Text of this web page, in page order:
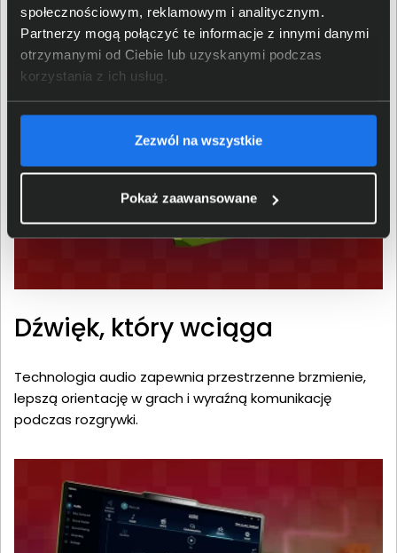
społecznościowym, reklamowym i analitycznym.
Partnerzy mogą połączyć te informacje z innymi danymi
otrzymanymi od Ciebie lub uzyskanymi podczas
korzystania z ich usług.
Zezwól na wszystkie
Pokaż zaawansowane
Dźwięk, który wciąga
Technologia audio zapewnia przestrzenne brzmienie,
lepszą orientację w grach i wyraźną komunikację
podczas rozgrywki.